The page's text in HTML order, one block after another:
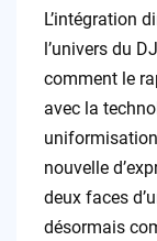
L’intégration
l’univers du
comment le
avec la
nouvelle
deux faces
désormais